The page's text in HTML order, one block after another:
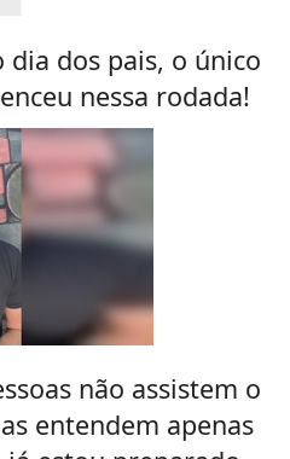
dia dos pais, o único
nessa rodada!
não assistem o
entendem apenas